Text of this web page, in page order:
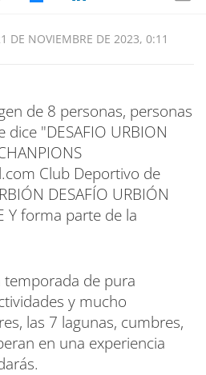
DE NOVIEMBRE DE 2023, 0:11
temporada de pura
y mucho
las 7 lagunas, cumbres,
en una experiencia